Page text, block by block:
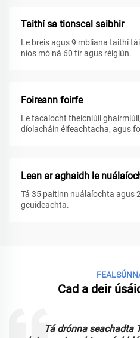
Taithí sa tionscal saibhir
Le breis agus 9 mbliana taithí
níos mó ná 60 tír agus réigiún.
Foireann foirfe
Le tacaíocht theicniúil
díolacháin éifeachtacha, agus
Lean ar aghaidh le
Tá 35 paitinn nuálaíochta agus
gcuideachta.
Cad a deir
Tá drónna seachadta